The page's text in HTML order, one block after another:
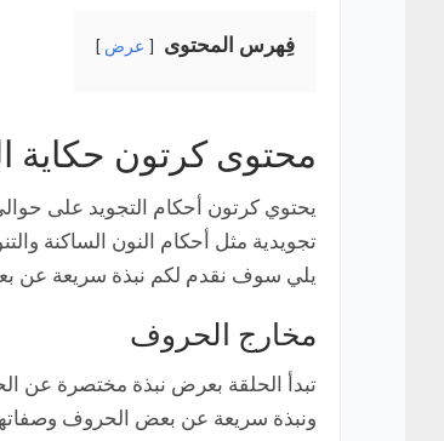
فِهرس المحتوى عرض
محتوى كرتون حكاية
تجويدية مثل أحكام النون الساكنة
يلي سوف نقدم لكم نبذة سريعة عن
مخارج الحروف
تبدأ الحلقة بعرض نبذة مختصرة عن
ونبذة سريعة عن بعض الحروف